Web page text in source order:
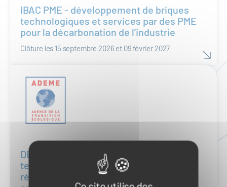
IBAC PME - développement de briques
technologiques et services par des PME
pour la décarbonation de l’industrie
Clôture les 15 septembre 2026 et 09 février 2027
DEMIBAC - développement de briques
technologiques et démonstrateurs,
réalisations de premières industrielles